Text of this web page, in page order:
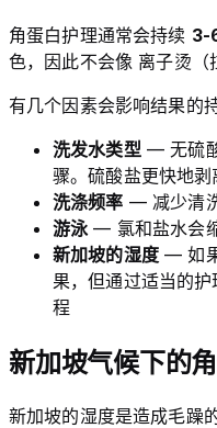
角蛋白护理通常会持续 3-
色，因此不会像 离子烫（
有几个因素会影响结果的
洗发水类型 — 无硫
骤。硫酸盐更快地剥
洗涤频率 — 减少清
游泳 — 氯和盐水会
新加坡的湿度— 如果
果，但通过适当的
程
新加坡气候下的
新加坡的湿度是造成毛躁